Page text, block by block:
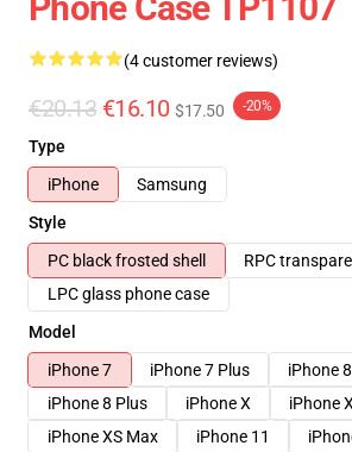
(4 customer reviews)
€20.13 €16.10 $17.50 -20%
Type
iPhone
Samsung
Style
PC black frosted shell
RPC
LPC glass phone case
Model
iPhone 7
iPhone 7 Plus
iPhone 8
iPhone 8 Plus
iPhone X iPhone
iPhone XS Max
iPhone 11